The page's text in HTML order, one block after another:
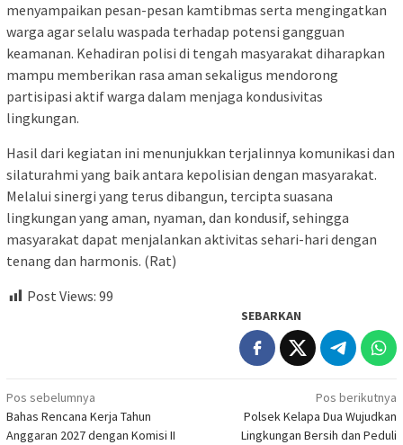
menyampaikan pesan-pesan kamtibmas serta mengingatkan
warga agar selalu waspada terhadap potensi gangguan
keamanan. Kehadiran polisi di tengah masyarakat diharapkan
mampu memberikan rasa aman sekaligus mendorong
partisipasi aktif warga dalam menjaga kondusivitas
lingkungan.
Hasil dari kegiatan ini menunjukkan terjalinnya komunikasi dan
silaturahmi yang baik antara kepolisian dengan masyarakat.
Melalui sinergi yang terus dibangun, tercipta suasana
lingkungan yang aman, nyaman, dan kondusif, sehingga
masyarakat dapat menjalankan aktivitas sehari-hari dengan
tenang dan harmonis. (Rat)
Post Views: 99
SEBARKAN
Navigasi
pos
Pos sebelumnya
Bahas Rencana Kerja Tahun
Anggaran 2027 dengan Komisi II
Pos berikutnya
Polsek Kelapa Dua Wujudkan
Lingkungan Bersih dan Peduli